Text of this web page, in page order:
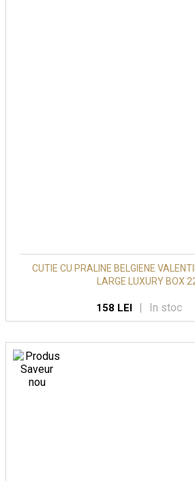
CUTIE CU PRALINE BELGIENE
LARGE LUXURY BOX
158 LEI In stoc